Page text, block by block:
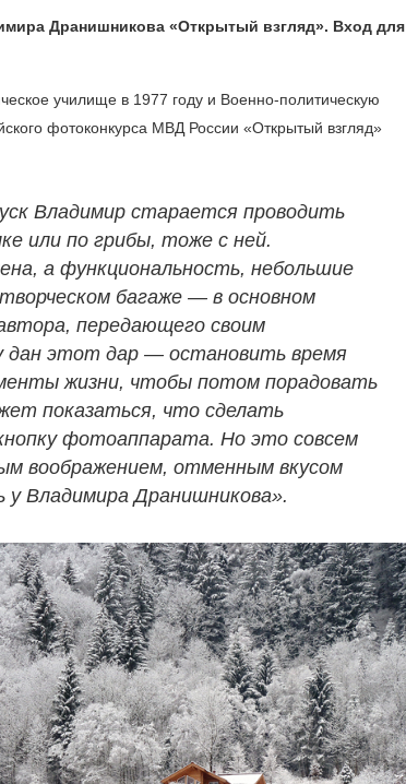
Дранишникова «Открытый взгляд». Вход для
училище в 1977 году и Военно-политическую
фотоконкурса МВД России «Открытый взгляд»
Владимир старается проводить
или по грибы, тоже с ней.
а функциональность, небольшие
багаже — в основном
передающего своим
дан этот дар — остановить время
жизни, чтобы потом порадовать
показаться, что сделать
фотоаппарата. Но это совсем
воображением, отменным вкусом
у Владимира Дранишникова».